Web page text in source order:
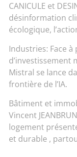
CANICULE et
désinformation
écologique,
Industries: Face
d’investissement
Mistral se lance
frontière de l’IA.
Bâtiment et
Vincent
logement
et durable ,